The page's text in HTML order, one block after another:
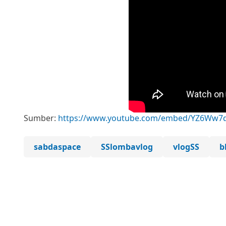
Sumber: https://www.youtube.com/embed/
sabdaspace SSlombavlog vlogSS